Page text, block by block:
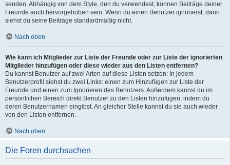
senden. Abhängig von dem Style, den du verwendest, können Beiträge deiner
Freunde auch hervorgehoben sein. Wenn du einen Benutzer ignorierst, dann
siehst du seine Beiträge standardmäßig nicht.
Nach oben
Wie kann ich Mitglieder zur Liste der Freunde oder zur Liste der ignorierten
Mitglieder hinzufügen oder diese wieder aus den Listen entfernen?
Du kannst Benutzer auf zwei Arten auf diese Listen setzen: In jedem
Benutzerprofil siehst du zwei Links: einen zum Hinzufügen zur Liste der
Freunde und einen zum Ignorieren des Benutzers. Außerdem kannst du im
persönlichen Bereich direkt Benutzer zu den Listen hinzufügen, indem du
deren Benutzernamen eingibst. An gleicher Stelle kannst du sie auch wieder
von den Listen entfernen.
Nach oben
Die Foren durchsuchen